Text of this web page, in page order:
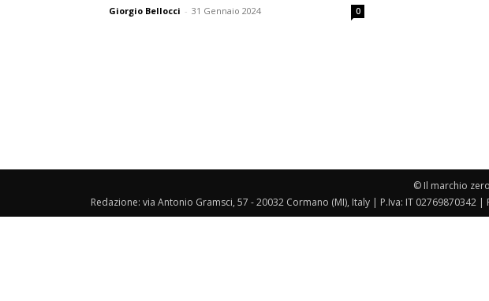
Giorgio Bellocci - 31 Gennaio 2024 0
© Il marchio
Redazione: via Antonio Gramsci, 57 - 20032 Cormano (MI), Italy | P.Iva: IT